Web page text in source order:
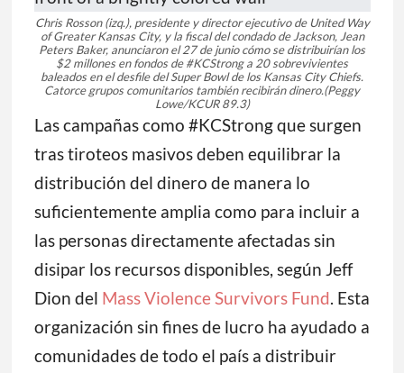
Chris Rosson (izq.), presidente y director ejecutivo de United Way
of Greater Kansas City, y la fiscal del condado de Jackson, Jean
Peters Baker, anunciaron el 27 de junio cómo se distribuirían los
$2 millones en fondos de #KCStrong a 20 sobrevivientes
baleados en el desfile del Super Bowl de los Kansas City Chiefs.
Catorce grupos comunitarios también recibirán dinero.(Peggy
Lowe/KCUR 89.3)
Las campañas como #KCStrong que surgen
tras tiroteos masivos deben equilibrar la
distribución del dinero de manera lo
suficientemente amplia como para incluir a
las personas directamente afectadas sin
disipar los recursos disponibles, según Jeff
Dion del Mass Violence Survivors Fund. Esta
organización sin fines de lucro ha ayudado a
comunidades de todo el país a distribuir